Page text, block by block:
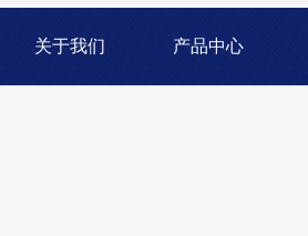
关于我们 产品中心